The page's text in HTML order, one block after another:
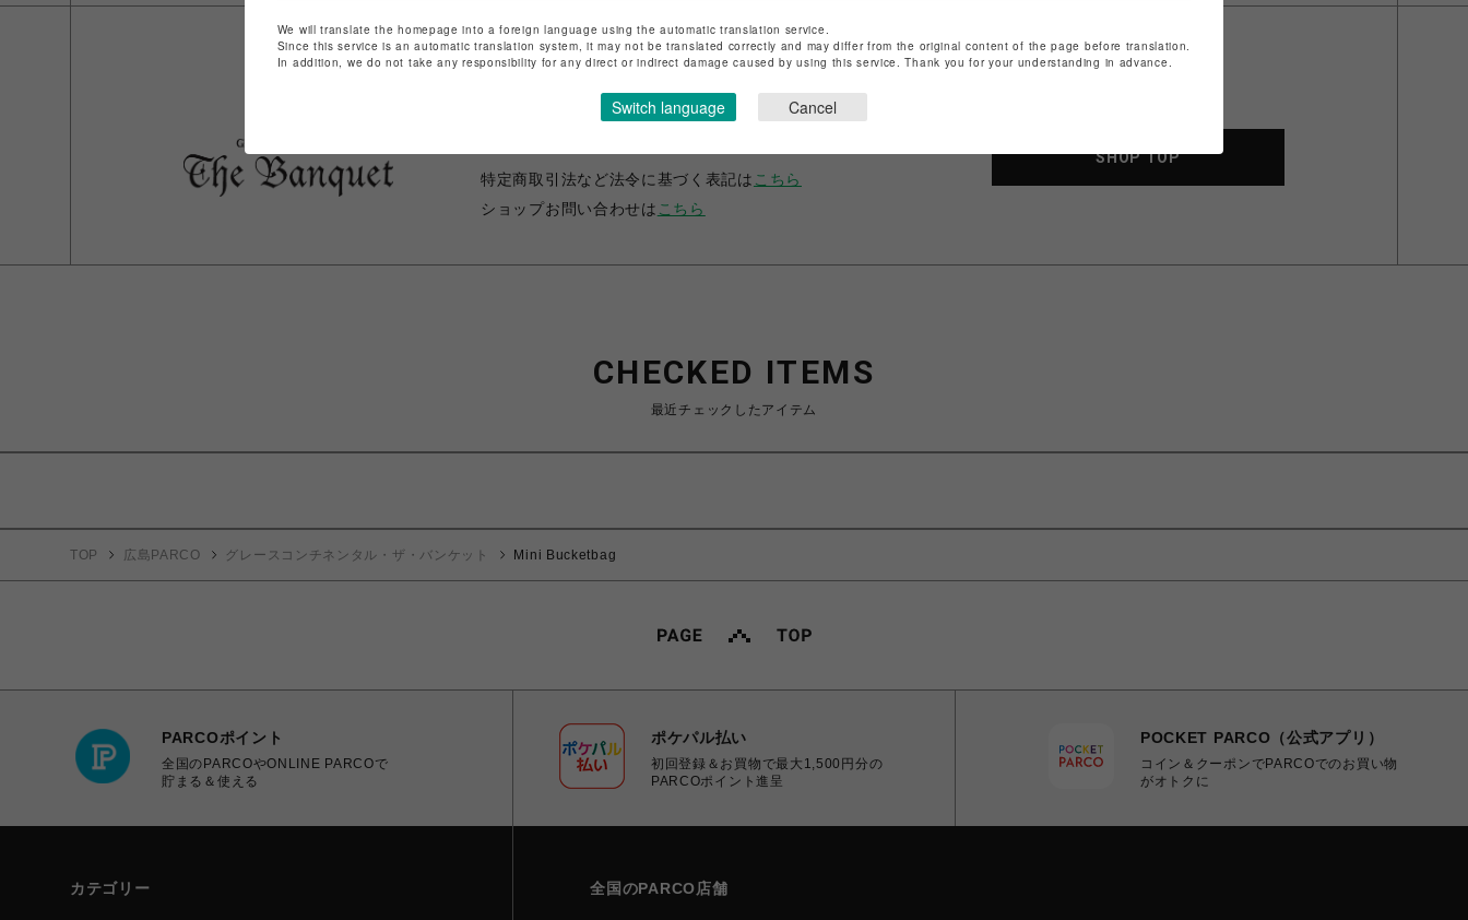
グレースコンチネンタル・ザ・バンケット
特定商取引法など法令に基づく表記は こちら
ショップお問い合わせは こちら
SHOP TOP
CHECKED ITEMS
最近チェックしたアイテム
TOP 広島PARCO グレースコンチネンタル・ザ・バンケット Mini Bucketbag
PARCOポイント
全国のPARCOやONLINE PARCOで
貯まる＆使える
ポケパル払い
初回登録＆お買物で最大1,500円分の
PARCOポイント進呈
POCKET PARCO（公式アプリ）
コイン＆クーポンでPARCOでのお買い物
がオトクに
カテゴリー 全国のPARCO店舗
We will translate the homepage into a foreign language using the automatic translation service.
Since this service is an automatic translation system, it may not be translated correctly and may differ from the original content of the page before translation.
In addition, we do not take any responsibility for any direct or indirect damage caused by using this service. Thank you for your understanding in advance.
Switch language Cancel